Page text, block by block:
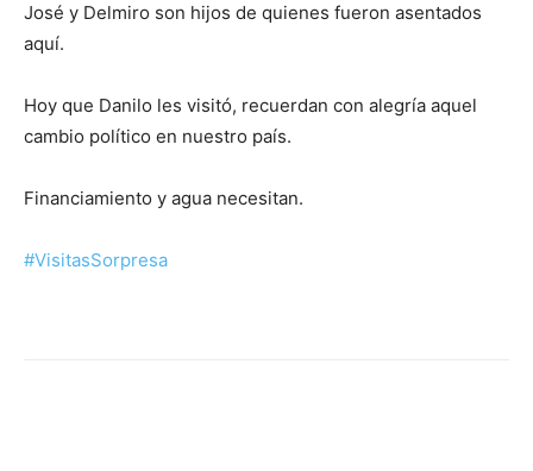
José y Delmiro son hijos de quienes fueron asentados
aquí.
Hoy que Danilo les visitó, recuerdan con alegría aquel
cambio político en nuestro país.
Financiamiento y agua necesitan.
#VisitasSorpresa